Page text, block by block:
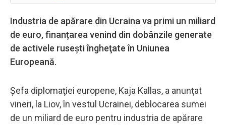
Industria de apărare din Ucraina va primi un miliard
de euro, finanțarea venind din dobânzile generate
de activele ruseşti îngheţate în Uniunea
Europeană.
Şefa diplomaţiei europene, Kaja Kallas, a anunţat
vineri, la Liov, în vestul Ucrainei, deblocarea sumei
de un miliard de euro pentru industria de apărare